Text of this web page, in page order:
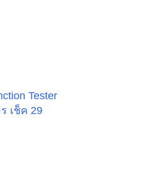
Tester
เช็ค 29